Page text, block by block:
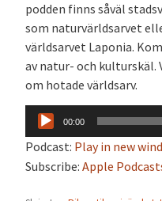
podden finns såväl
som naturvärldsarvet
världsarvet Laponia.
av natur- och kulturskäl.
om hotade världsarv.
Ljudspelare
00:00
Podcast: Play in new
Subscribe: Apple